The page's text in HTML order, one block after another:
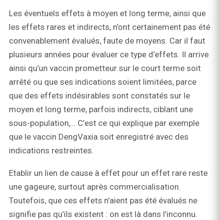
Les éventuels effets à moyen et long terme, ainsi que
les effets rares et indirects, n’ont certainement pas été
convenablement évalués, faute de moyens. Car il faut
plusieurs années pour évaluer ce type d’effets. Il arrive
ainsi qu’un vaccin prometteur sur le court terme soit
arrêté ou que ses indications soient limitées, parce
que des effets indésirables sont constatés sur le
moyen et long terme, parfois indirects, ciblant une
sous-population,… C’est ce qui explique par exemple
que le vaccin DengVaxia soit enregistré avec des
indications restreintes.
Etablir un lien de cause à effet pour un effet rare reste
une gageure, surtout après commercialisation.
Toutefois, que ces effets n’aient pas été évalués ne
signifie pas qu’ils existent : on est là dans l’inconnu.